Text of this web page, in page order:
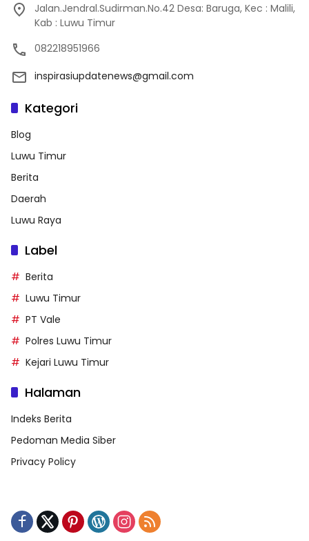
Jalan.Jendral.Sudirman.No.42 Desa: Baruga, Kec : Malili,
Kab : Luwu Timur
082218951966
inspirasiupdatenews@gmail.com
Kategori
Blog
Luwu Timur
Berita
Daerah
Luwu Raya
Label
Berita
Luwu Timur
PT Vale
Polres Luwu Timur
Kejari Luwu Timur
Halaman
Indeks Berita
Pedoman Media Siber
Privacy Policy